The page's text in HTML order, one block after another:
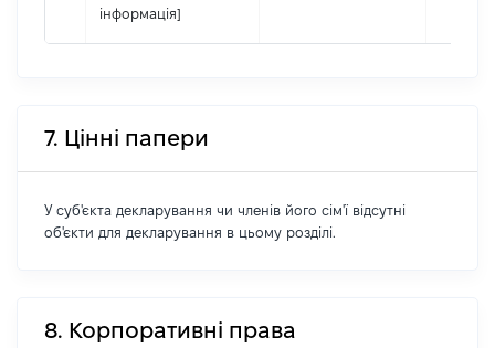
інформація]
7. Цінні папери
У суб'єкта декларування чи членів його сім'ї відсутні
об'єкти для декларування в цьому розділі.
8. Корпоративні права